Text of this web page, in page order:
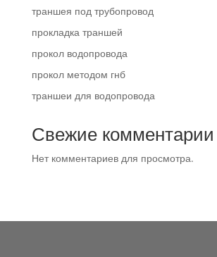
траншея под трубопровод
прокладка траншей
прокол водопровода
прокол методом гнб
траншеи для водопровода
Свежие комментарии
Нет комментариев для просмотра.